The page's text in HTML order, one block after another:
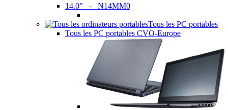
14.0" - N14MM0
Tous les PC portables
Tous les PC portables CVO-Europe